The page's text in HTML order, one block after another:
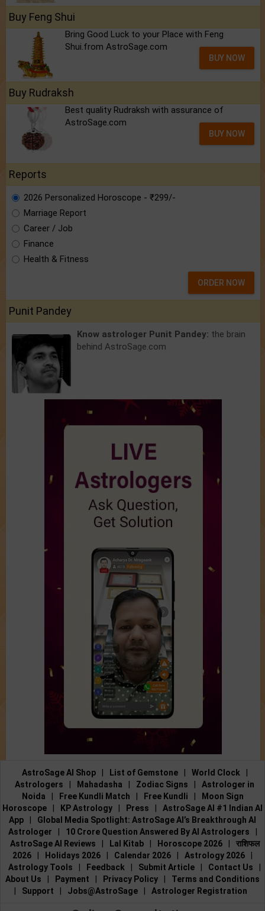
Buy Feng Shui
Bring Good Luck to your Place with Feng
Shui.from AstroSage.com
BUY NOW
Buy Rudraksh
Best quality Rudraksh with assurance of
AstroSage.com
BUY NOW
Reports
2026 Personalized Horoscope - ₹299/-
Marriage Report
Career / Job
Finance
Health & Fitness
ORDER NOW
Punit Pandey
Know astrologer Punit Pandey: the brain
behind AstroSage.com
AstroSage AI Shop List of Gemstone World Clock
Astrologers
Mahadasha Zodiac Signs
Astrologer in
Noida
Free Kundli Match Free Kundli
Moon Sign
Horoscope
KP Astrology Press
AstroSage AI #1 Indian AI
App
Global Media Spotlight: AstroSage AI’s Breakthrough AI
Astrologer
10 Crore Question Answered By AI Astrologers
AstroSage AI Reviews
Lal Kitab Horoscope 2026
राशिफल
2026
Holidays 2026 Calendar 2026 Astrology 2026
Astrology Tools
Feedback Submit Article Contact Us
About Us
Payment Privacy Policy
Terms and Conditions
Support Jobs@AstroSage Astrologer Registration